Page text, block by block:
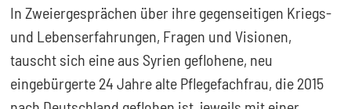
In Zweiergesprächen über ihre gegenseitigen Kriegs-
und Lebenserfahrungen, Fragen und Visionen,
tauscht sich eine aus Syrien geflohene, neu
eingebürgerte 24 Jahre alte Pflegefachfrau, die 2015